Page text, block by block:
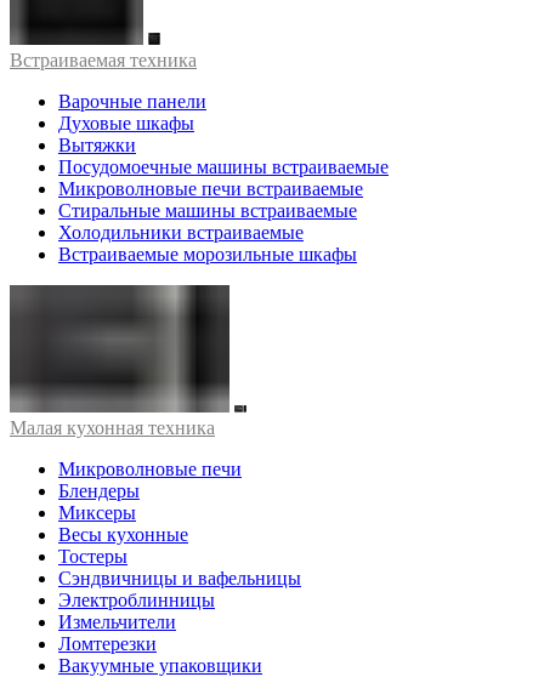
Встраиваемая техника
Варочные панели
Духовые шкафы
Вытяжки
Посудомоечные машины встраиваемые
Микроволновые печи встраиваемые
Стиральные машины встраиваемые
Холодильники встраиваемые
Встраиваемые морозильные шкафы
Малая кухонная техника
Микроволновые печи
Блендеры
Миксеры
Весы кухонные
Тостеры
Сэндвичницы и вафельницы
Электроблинницы
Измельчители
Ломтерезки
Вакуумные упаковщики